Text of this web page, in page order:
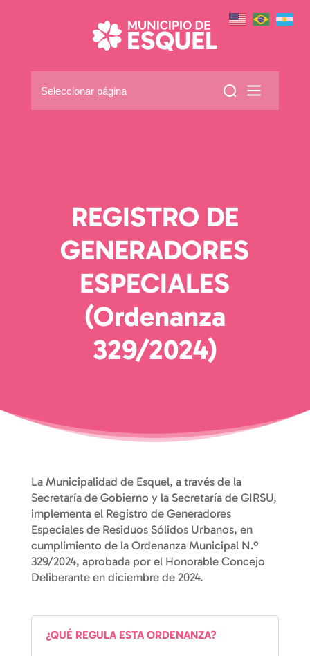
Seleccionar página
REGISTRO DE
GENERADORES
ESPECIALES
(Ordenanza
329/2024)
La Municipalidad de Esquel, a través de la
Secretaría de Gobierno y la Secretaría de GIRSU,
implementa el Registro de Generadores
Especiales de Residuos Sólidos Urbanos, en
cumplimiento de la Ordenanza Municipal N.º
329/2024, aprobada por el Honorable Concejo
Deliberante en diciembre de 2024.
¿QUÉ REGULA ESTA ORDENANZA?